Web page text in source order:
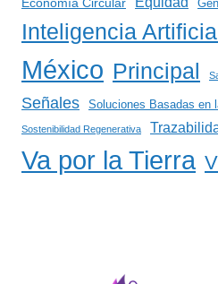
Economía Circular
Inteligencia
México Principal
Señales Soluciones Basadas en
Sostenibilidad Regenerativa
Va por la Tierra